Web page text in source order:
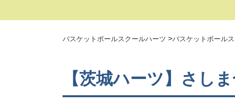
バスケットボールスクールハーツ >バスケットボール
【茨城ハーツ】さし